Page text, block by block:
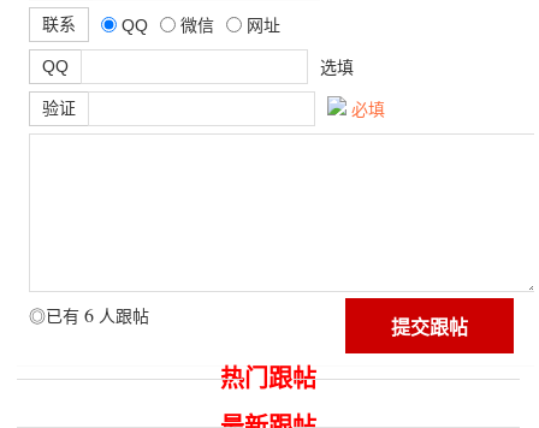
联系 QQ 微信 网址
QQ 选填
验证 必填
◎已有 6 人跟帖
热门跟帖